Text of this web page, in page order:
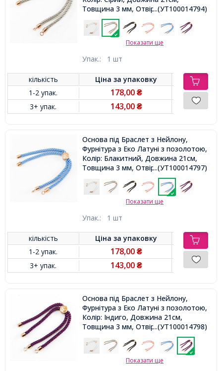
Товщина 3 мм, Отвір 2.5мм,...(УТ100014794)
Показати ще
Упак.: 1 шт
кількість Ціна заупаковку
1-2 упак.
178,00 ₴
3+ упак. 143,00 ₴
Основа під Браслет з Нейлону,
Фурнітура з Еко Латуні з позолотою,
Колір: Блакитний, Довжина 21см,
Товщина 3 мм, Отвір 2.5мм,...(УТ100014797)
Показати ще
Упак.: 1 шт
кількість Ціна заупаковку
1-2 упак.
178,00 ₴
3+ упак. 143,00 ₴
Основа під Браслет з Нейлону,
Фурнітура з Еко Латуні з позолотою,
Колір: Індиго, Довжина 21см,
Товщина 3 мм, Отвір 2.5мм,...(УТ100014798)
Показати ще